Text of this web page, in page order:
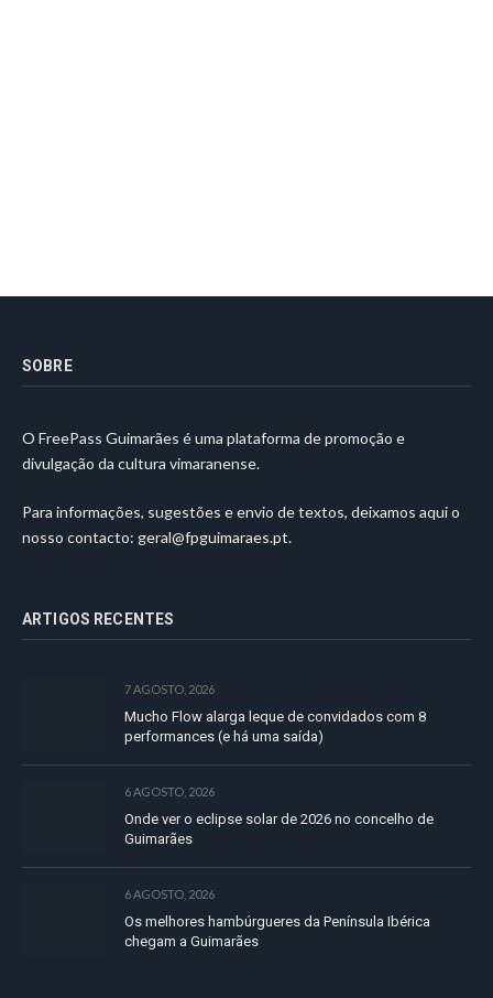
SOBRE
O FreePass Guimarães é uma plataforma de promoção e
divulgação da cultura vimaranense.
Para informações, sugestões e envio de textos, deixamos aqui o
nosso contacto: geral@fpguimaraes.pt.
ARTIGOS RECENTES
7 AGOSTO, 2026
Mucho Flow alarga leque de convidados com 8
performances (e há uma saída)
6 AGOSTO, 2026
Onde ver o eclipse solar de 2026 no concelho de
Guimarães
6 AGOSTO, 2026
Os melhores hambúrgueres da Península Ibérica
chegam a Guimarães